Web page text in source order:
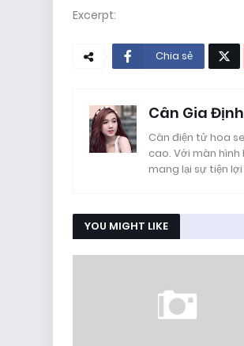
Excerpt:
Chia sẻ
Cân Gia
Cân điện tử hoa
cao. Với màn hình
mang lại sự tiện
YOU MIGHT LIKE